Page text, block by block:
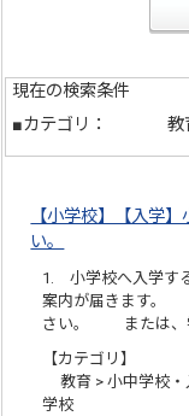
現在の検索条件
■カテゴリ：
教
【小学校】【入学
い。
1. 小学校へ入学す
案内が届きます。
さい。 または、
【カテゴリ】
教育 > 小中学校
学校